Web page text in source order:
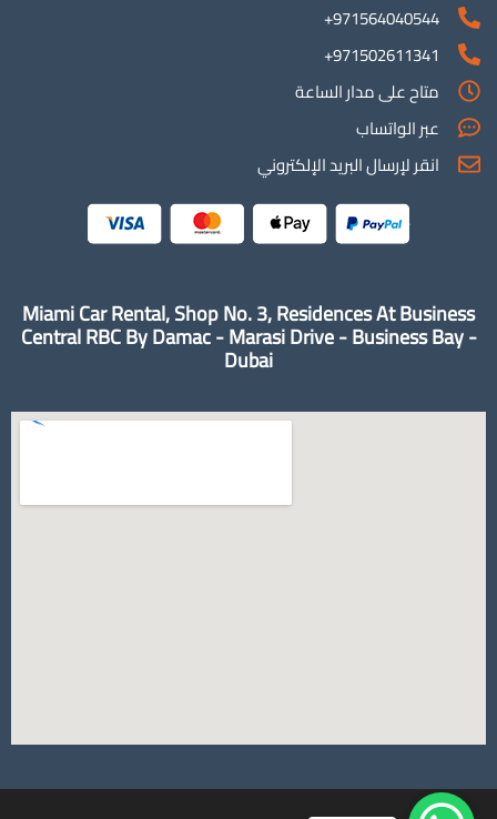
971564040544+
971502611341+
متاح على مدار الساعة
عبر الواتساب
انقر لإرسال البريد الإلكتروني
Miami Car Rental, Shop No. 3, Residences At Business
Central RBC By Damac - Marasi Drive - Business Bay -
Dubai